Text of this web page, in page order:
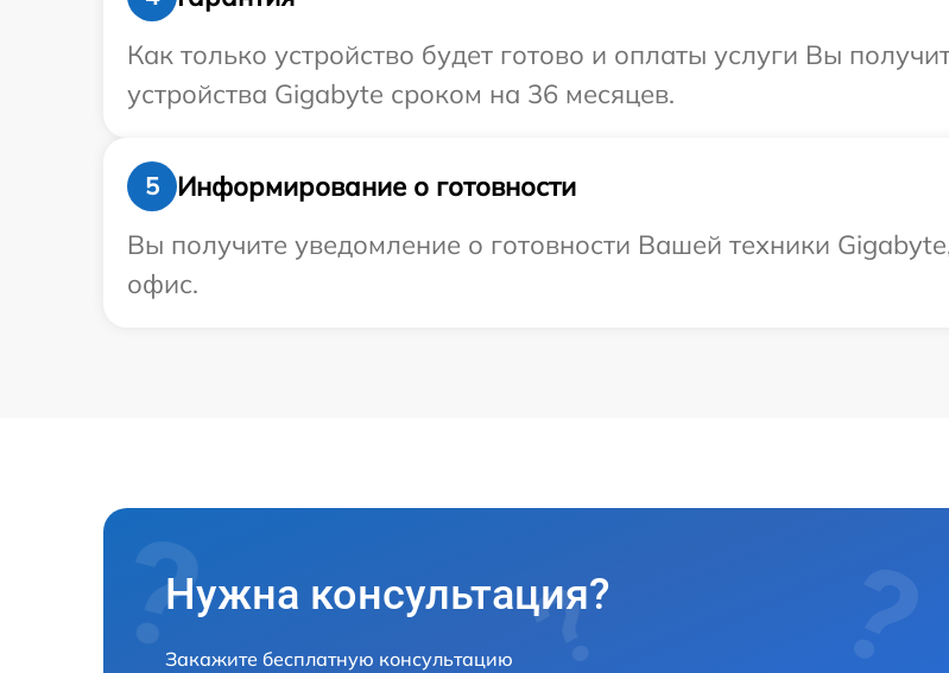
Как только устройство будет готово и оплаты услуги Вы
устройства Gigabyte сроком на 36 месяцев.
5
Информирование о готовности
Вы получите уведомление о готовности Вашей техники
офис.
Нужна консультация?
Закажите бесплатную консультацию